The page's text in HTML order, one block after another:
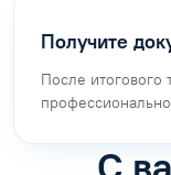
Получите
После итогового